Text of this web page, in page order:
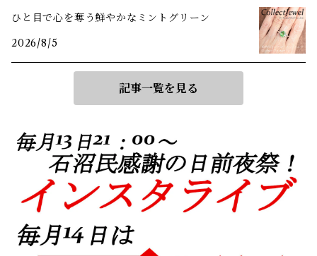
ひと目で心を奪う鮮やかなミントグリーン
2026/8/5
記事一覧を見る